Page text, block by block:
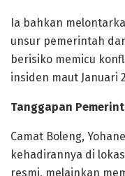
​Ia bahkan
unsur pemerintah
berisiko memicu
insiden maut Januari
Tanggapan
​Camat Boleng,
kehadirannya di
resmi, melainkan